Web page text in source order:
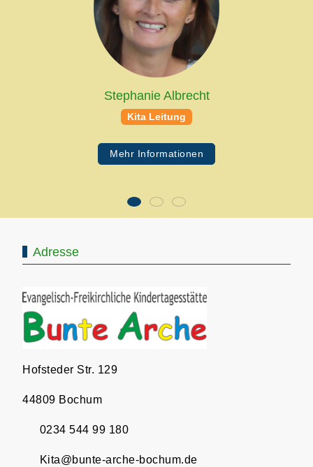
Stephanie Albrecht
Kita Leitung
Mehr Informationen
Adresse
Hofsteder Str. 129
44809 Bochum
0234 544 99 180
Kita@bunte-arche-bochum.de